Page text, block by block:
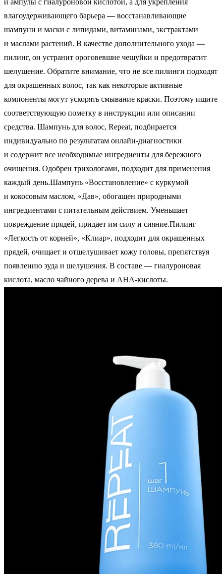
и ампулы с гиалуроновой кислотой, а для укрепления
влагоудерживающего барьера — восстанавливающие
шампуни и маски с липидами, витаминами, экстрактами
и маслами растений. В качестве дополнительного ухода —
пилинг, он устранит ороговевшие чешуйки и предотвратит
шелушение. Обратите внимание, что не все пилинги подходят
для окрашенных волос, так как некоторые активные
компоненты могут ускорять смывание краски. Поэтому ищите
соответствующую пометку в инструкции или описании
средства. Шампунь для волос, Repeat, подбирается
индивидуально по результатам онлайн-диагностики
и содержит все необходимые ингредиенты для бережного
очищения. Одобрен трихологами, подходит для применения
каждый день.Шампунь «Восстановление» с куркумой
и кокосовым маслом, «Дав», обогащен природными
ингредиентами с питательным действием. Уменьшает
повреждение прядей, придает им силу и сияние.Пилинг
«Легкость от корней», «Клиар», подходит для окрашенных
прядей, очищает и отшелушивает кожу головы, препятствуя
появлению зуда и шелушения. В составе — гиалуроновая
кислота, масло чайного дерева и АНА-кислоты.